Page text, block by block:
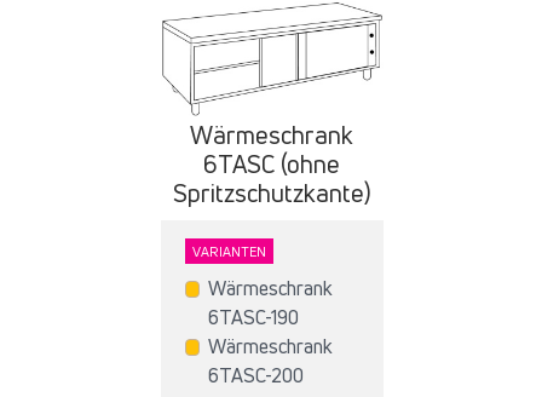
Wärmeschrank
6TASC (ohne
Spritzschutzkante)
VARIANTEN
Wärmeschrank
6TASC-190
Wärmeschrank
6TASC-200